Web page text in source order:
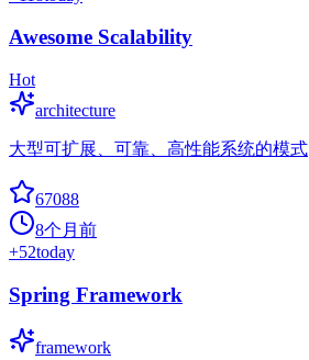
Awesome Scalability
Hot
architecture
大型可扩展、可靠、高性能系统的模式
67088
8个月前
+52today
Spring Framework
framework